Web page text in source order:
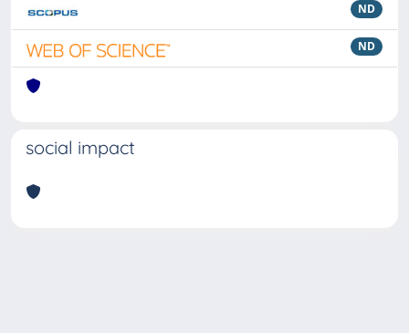
ND
ND
social impact